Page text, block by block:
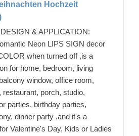
Hochzeit
& APPLICATION:
Neon LIPS SIGN decor
when turned off ,is a
for home, bedroom, living
window, office room,
porch, studio,
parties, birthday parties,
dinner party ,and it's a
Valentine's Day, Kids or Ladies